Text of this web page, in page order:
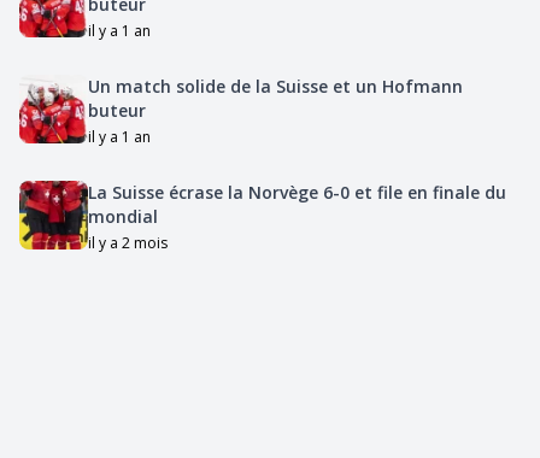
il y a 1 an
Un match solide de la Suisse et un Hofmann
buteur
il y a 1 an
La Suisse écrase la Norvège 6-0 et file en finale du
mondial
il y a 2 mois